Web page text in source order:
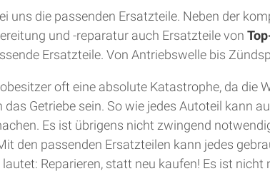
uns die passenden Ersatzteile. Neben der
und -reparatur auch Ersatzteile von
Ersatzteile. Von Antriebswelle bis
oft eine absolute Katastrophe, da die
Getriebe sein. So wie jedes Autoteil kann
Es ist übrigens nicht zwingend
den passenden Ersatzteilen kann jedes
Reparieren, statt neu kaufen! Es ist nicht